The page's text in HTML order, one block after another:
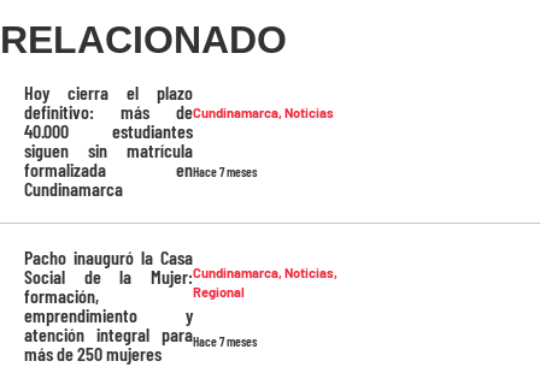
RELACIONADO
Cundinamarca,Noticias
Hace 7 meses
Hoy cierra el plazo
definitivo: más de
40.000 estudiantes
siguen sin matrícula
formalizada en
Cundinamarca
Cundinamarca,Noticias,
Regional
Hace 7 meses
Pacho inauguró la Casa
Social de la Mujer:
formación,
emprendimiento y
atención integral para
más de 250 mujeres